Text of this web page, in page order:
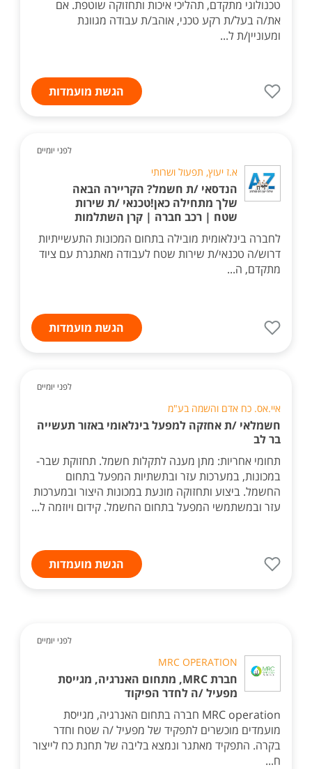
טכנולוגי מתקדם, תהליכי איכות ותחזוקה שוטפת. אם
את/ה בעל/ת רקע טכני, אוהב/ת עבודה מגוונת
ומעוניין/ת ל...
הגשת מועמדות
לפני יומיים
א.ז יעוץ, תפעול ושרותי
הנדסאי /ת חשמל? הקריירה הבאה
שלך מתחילה כאן!טכנאי /ת שירות
שטח | רכב חברה | קרן השתלמות
לחברה בינלאומית מובילה בתחום המכונות התעשייתיות
דרוש/ה טכנאי/ת שירות שטח לעבודה מאתגרת עם ציוד
מתקדם, ה...
הגשת מועמדות
לפני יומיים
איי.אס. כח אדם והשמה בע"מ
חשמלאי /ת אחזקה למפעל בינלאומי באזור תעשייה
בר לב
תחומי אחריות: מתן מענה לתקלות חשמל. תחזוקת שבר-
במכונות, במערכות עזר ובתשתיות המפעל בתחום
החשמל. ביצוע ותחזוקה מונעת במכונות היצור ובמערכות
עזר ובמשתמשי המפעל בתחום החשמל. קידום ויוזמה ל...
הגשת מועמדות
לפני יומיים
MRC OPERATION
חברת MRC, מתחום האנרגיה, מגייסת
מפעיל /ה לחדר הפיקוד
MRC operation חברה בתחום האנרגיה, מגייסת
מועמדים מוכשרים לתפקיד של מפעיל /ה שטח וחדר
בקרה. התפקיד מאתגר ונמצא בליבה של תחנת כח לייצור
ח...